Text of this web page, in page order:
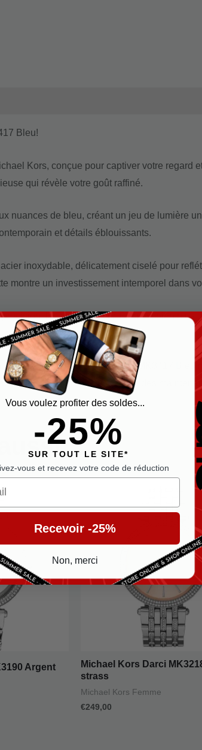
Bleu!
Kors, conçue pour captiver votre regard
qui révèle votre goût raffiné.
nuances de bleu, créant un jeu de lumière
et détails éblouissants.
inoxydable, délicatement ciselé pour
montre un investissement intemporel dans
la Darci MK3417 Bleu est bien plus
à chaque instant.
La montreMichael KorsDarci MK3417 Bleu
Achetez votre moment de luxe dès
aussi…
Argent
Michael Kors Darci
strass
Michael Kors Femme
€249,00
Vous voulez profiter des soldes...
-25%
SUR TOUT LE SITE*
vous et recevez votre code de réduction
Recevoir -25%
Non, merci